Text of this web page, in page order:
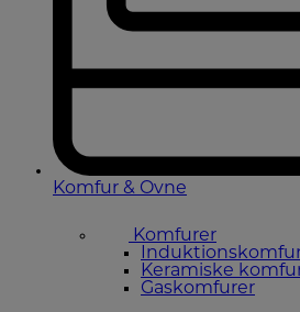
Komfur & Ovne
Komfurer
Keramiske
Gaskomfurer